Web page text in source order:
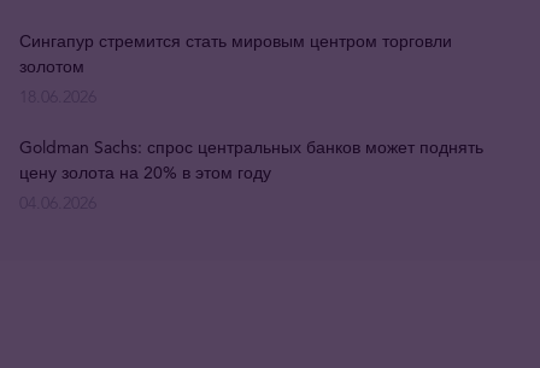
Сингапур стремится стать мировым центром торговли
золотом
Goldman Sachs: спрос центральных банков может поднять
цену золота на 20% в этом году